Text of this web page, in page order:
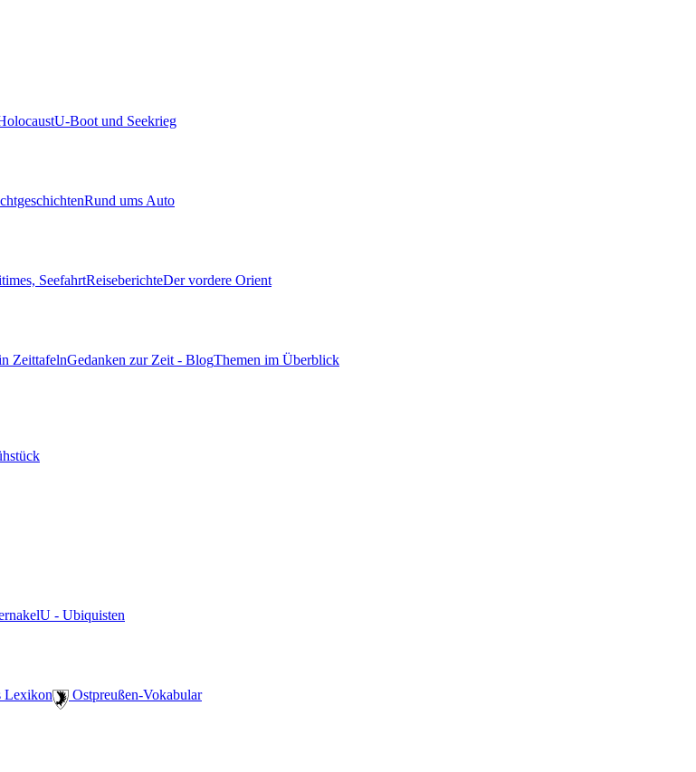
U-Boot und Seekrieg
Rund ums Auto
SeefahrtReiseberichteDer vordere Orient
ZeittafelnGedanken zur Zeit - BlogThemen im Überblick
U - Ubiquisten
Lexikon ️ Ostpreußen-Vokabular